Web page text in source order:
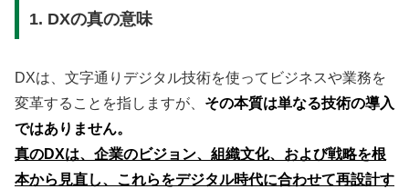
1. DXの真の意味
DXは、文字通りデジタル技術を使ってビジネスや業務を
変革することを指しますが、 その本質は単なる技術の導入
ではありません。
真のDXは、企業のビジョン、組織文化、および戦略を根
本から見直し、これらをデジタル時代に合わせて再設計す